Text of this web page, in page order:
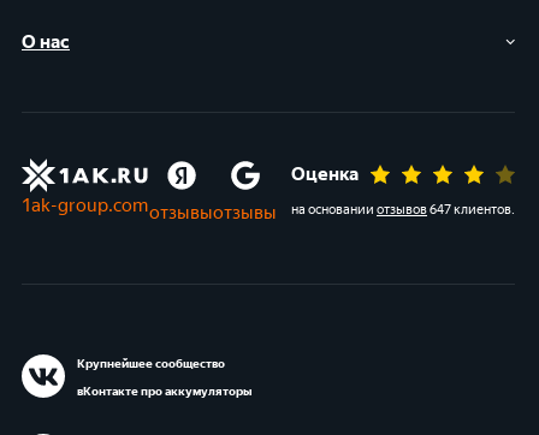
О нас
1ak-group.comотзывыотзывы
Оценка
на основании отзывов647 клиентов.
Крупнейшее сообщество
вКонтакте про аккумуляторы